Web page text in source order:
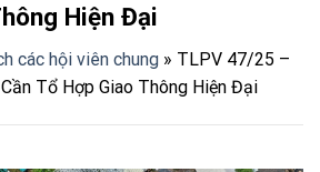
Hiện Đại
các hội viên chung » TLPV 47/25 –
Tổ Hợp Giao Thông Hiện Đại